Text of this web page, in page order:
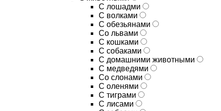
С лошадми
С волками
С обезьянами
Со львами
С кошками
С собаками
С домашними животными
С медведями
Со слонами
С оленями
С тиграми
С лисами